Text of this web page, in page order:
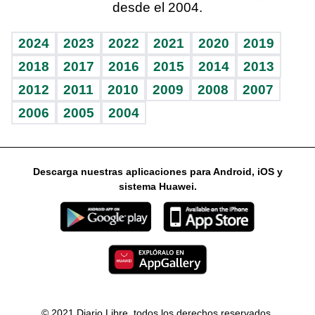
Vida y familia
Eñe
Celebrando la vida
Sin complejos
En pocas palabras
Escuchando al corazón
Economía Personal
Consulta Libre
BRV
TBT Deportivo
Más firmas
Guía del dinero
Horóscopos
desde el 2004.
2024 2023 2022 2021 2020
2019
2018
2017 2016 2015 2014
2013
2012
2011 2010 2009 2008
2007
2006
2005 2004
Descarga nuestras aplicaciones para Android, iOS y
sistema Huawei.
© 2021 Diario Libre, todos los derechos reservados.